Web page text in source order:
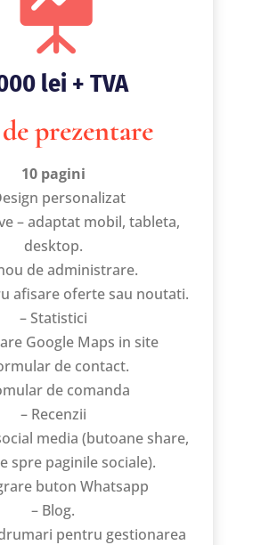
lei + TVA
prezentare
10 pagini
personalizat
– adaptat mobil, tableta,
desktop.
de administrare.
afisare oferte sau noutati.
– Statistici
Google Maps in site
de contact.
de comanda
– Recenzii
media (butoane share,
spre paginile sociale).
buton Whatsapp
– Blog.
pentru gestionarea